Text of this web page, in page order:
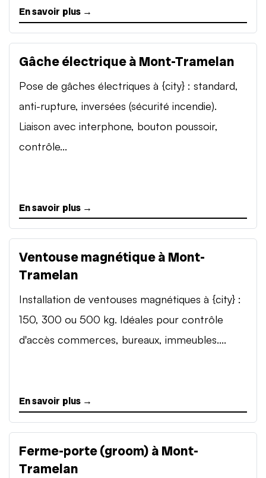
En savoir plus →
Gâche électrique à Mont-Tramelan
Pose de gâches électriques à {city} : standard,
anti-rupture, inversées (sécurité incendie).
Liaison avec interphone, bouton poussoir,
contrôle...
En savoir plus →
Ventouse magnétique à Mont-
Tramelan
Installation de ventouses magnétiques à {city} :
150, 300 ou 500 kg. Idéales pour contrôle
d'accès commerces, bureaux, immeubles....
En savoir plus →
Ferme-porte (groom) à Mont-
Tramelan